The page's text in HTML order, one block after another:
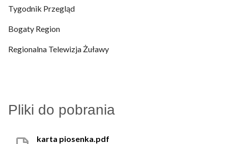
Tygodnik Przegląd
Bogaty Region
Regionalna Telewizja Żuławy
Pliki do pobrania
karta piosenka.pdf